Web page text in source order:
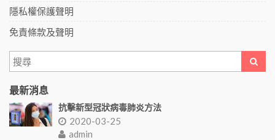
隱私權保護聲明
免責條款及聲明
最新消息
抗擊新型冠狀病毒肺炎方法
2020-03-25
admin